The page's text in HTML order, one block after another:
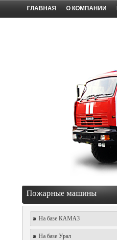
ГЛАВНАЯ О КОМПАНИИ
Пожарные машины
На базе КАМАЗ
На базе Урал